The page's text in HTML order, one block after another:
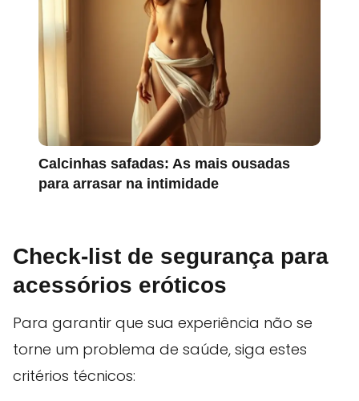
Calcinhas safadas: As mais ousadas
para arrasar na intimidade
Check-list de segurança para
acessórios eróticos
Para garantir que sua experiência não se
torne um problema de saúde, siga estes
critérios técnicos: